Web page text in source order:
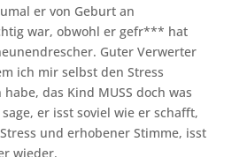
er von Geburt an
war, obwohl er gefr*** hat
Guter Verwerter
ich mir selbst den Stress
das Kind MUSS doch was
er isst soviel wie er schafft,
und erhobener Stimme, isst
wieder.